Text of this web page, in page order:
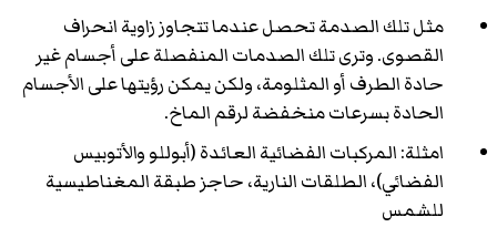
مثل تلك الصدمة تحصل عندما تتجاوز زاوية انحراف
القصوى. وترى تلك الصدمات المنفصلة على أجسام غير
حادة الطرف أو المثلومة، ولكن يمكن رؤيتها على الأجسام
الحادة بسرعات منخفضة لرقم الماخ.
امثلة: المركبات الفضائية العائدة (أبوللو والأتوبيس
الفضائي)، الطلقات النارية، حاجز طبقة المغناطيسية
للشمس